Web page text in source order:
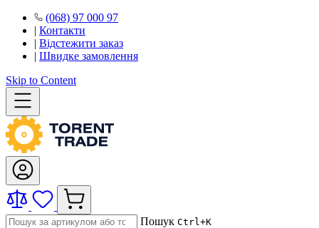
(068) 97 000 97
| Контакти
| Відстежити заказ
| Швидке замовлення
Skip to Content
Пошук Ctrl+K